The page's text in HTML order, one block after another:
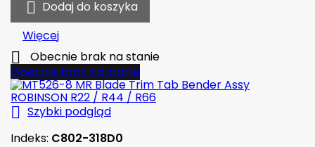
 Dodaj do koszyka
Więcej

Obecnie brak na stanie
Obecnie brak na stanie
 Szybki podgląd
Indeks: C802-318D0